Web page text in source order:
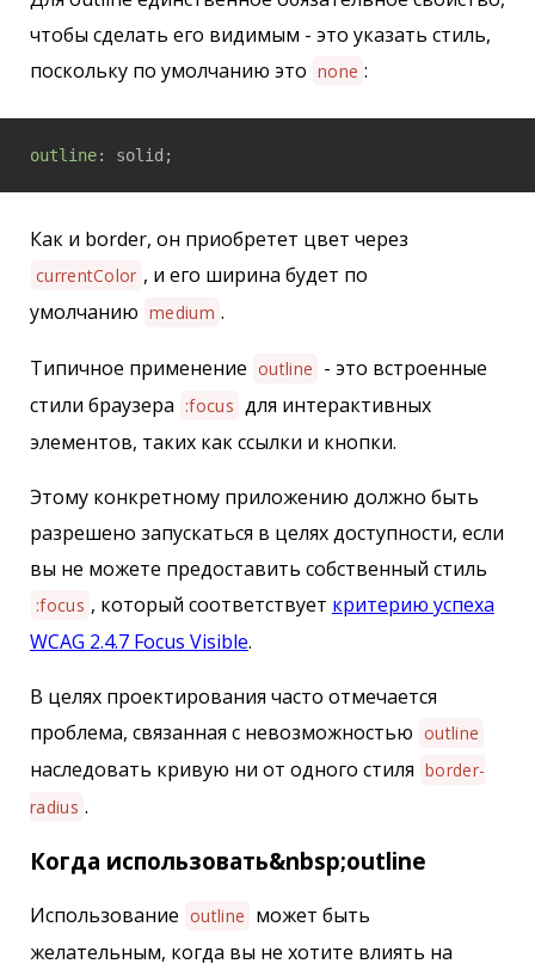
чтобы сделать его видимым - это указать стиль,
поскольку по умолчанию это none :
outline
Как и border, он приобретет цвет через
currentColor , и его ширина будет по
умолчанию medium .
Типичное применение outline - это встроенные
стили браузера :focus для интерактивных
элементов, таких как ссылки и кнопки.
Этому конкретному приложению должно быть
разрешено запускаться в целях доступности, если
вы не можете предоставить собственный стиль
:focus , который соответствует критерию успеха
WCAG 2.4.7 Focus Visible.
В целях проектирования часто отмечается
проблема, связанная с невозможностью outline
наследовать кривую ни от одного стиля border-
radius .
Когда использовать&nbsp;outline
Использование outline может быть
желательным, когда вы не хотите влиять на